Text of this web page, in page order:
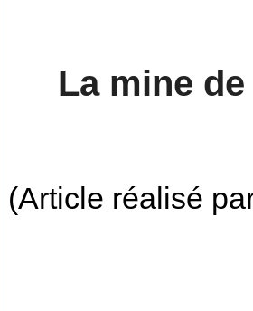
La mine
(Article réalisé